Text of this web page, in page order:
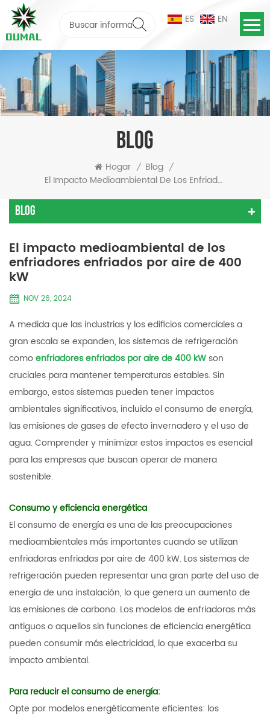
ES EN
BLOG
Hogar / Blog /
El Impacto Medioambiental De Los Enfriadores Enfriados Por Aire De 400 KW
Blog
El impacto medioambiental de los
enfriadores enfriados por aire de 400
kW
NOV 26, 2024
A medida que las industrias y los edificios comerciales a
gran escala se expanden, los sistemas de refrigeración
comoenfriadores enfriados por aire de 400 kWson
cruciales para mantener temperaturas estables. Sin
embargo, estos sistemas pueden tener impactos
ambientales significativos, incluido el consumo de energía,
las emisiones de gases de efecto invernadero y el uso de
agua. Comprender y minimizar estos impactos es esencial
para las empresas que buscan operar de manera
sostenible.
Consumo y eficiencia energética
El consumo de energía es una de las preocupaciones
medioambientales más importantes cuando se utilizan
enfriadoras enfriadas por aire de 400 kW. Los sistemas de
refrigeración pueden representar una gran parte del uso de
energía de una instalación, lo que genera un aumento de
las emisiones de carbono. Los modelos de enfriadoras más
antiguos o aquellos sin funciones de eficiencia energética
pueden consumir más electricidad, lo que exacerba su
impacto ambiental.
Para reducir el consumo de energía:
Opte por modelos energéticamente eficientes: los